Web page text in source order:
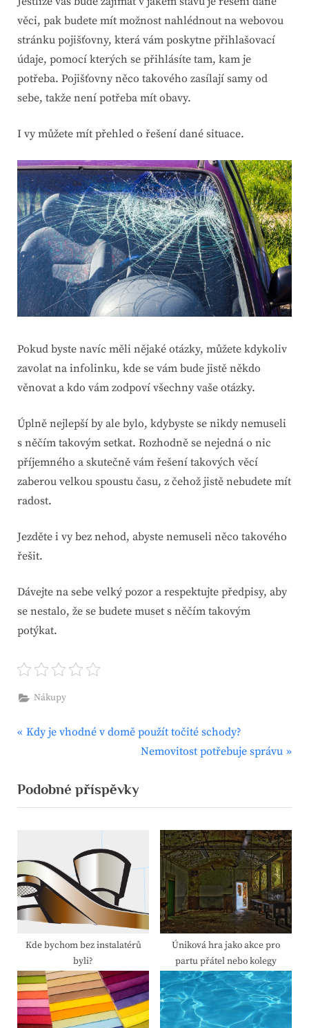
věci, pak budete mít možnost nahlédnout na webovou
stránku pojišťovny, která vám poskytne přihlašovací
údaje, pomocí kterých se přihlásíte tam, kam je
potřeba. Pojišťovny něco takového zasílají samy od
sebe, takže není potřeba mít obavy.
I vy můžete mít přehled o řešení dané situace.
Pokud byste navíc měli nějaké otázky, můžete kdykoliv
zavolat na infolinku, kde se vám bude jistě někdo
věnovat a kdo vám zodpoví všechny vaše otázky.
Úplně nejlepší by ale bylo, kdybyste se nikdy nemuseli
s něčím takovým setkat. Rozhodně se nejedná o nic
příjemného a skutečně vám řešení takových věcí
zaberou velkou spoustu času, z čehož jistě nebudete mít
radost.
Jezděte i vy bez nehod, abyste nemuseli něco takového
řešit.
Dávejte na sebe velký pozor a respektujte předpisy, aby
se nestalo, že se budete muset s něčím takovým
potýkat.
Nákupy
Navigace
příspěvek
P
v
i
P
o
s
t
Kdy je vhodné v domě použít točité schody?
N
t
s
Nemovitost potřebuje správu
Podobné příspěvky
Kde bychom bez instalatérů
byli?
Úniková hra jako akce pro
partu přátel nebo kolegy